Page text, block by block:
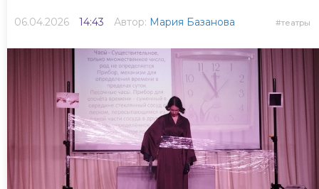
06.04.2026 14:43 Автор: Мария Базанова театры